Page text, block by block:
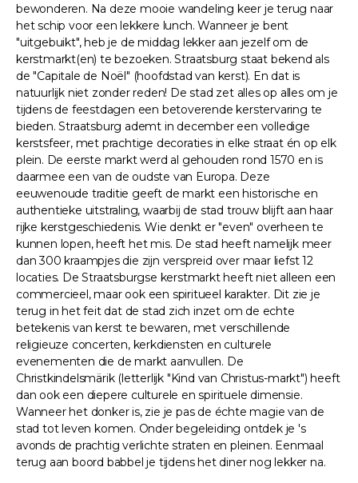
bewonderen. Na deze mooie wandeling keer je terug naar
het schip voor een lekkere lunch. Wanneer je bent
"uitgebuikt", heb je de middag lekker aan jezelf om de
kerstmarkt(en) te bezoeken. Straatsburg staat bekend als
de "Capitale de Noël" (hoofdstad van kerst). En dat is
natuurlijk niet zonder reden! De stad zet alles op alles om je
tijdens de feestdagen een betoverende kerstervaring te
bieden. Straatsburg ademt in december een volledige
kerstsfeer, met prachtige decoraties in elke straat én op elk
plein. De eerste markt werd al gehouden rond 1570 en is
daarmee een van de oudste van Europa. Deze
eeuwenoude traditie geeft de markt een historische en
authentieke uitstraling, waarbij de stad trouw blijft aan haar
rijke kerstgeschiedenis. Wie denkt er "even" overheen te
kunnen lopen, heeft het mis. De stad heeft namelijk meer
dan 300 kraampjes die zijn verspreid over maar liefst 12
locaties. De Straatsburgse kerstmarkt heeft niet alleen een
commercieel, maar ook een spiritueel karakter. Dit zie je
terug in het feit dat de stad zich inzet om de echte
betekenis van kerst te bewaren, met verschillende
religieuze concerten, kerkdiensten en culturele
evenementen die de markt aanvullen. De
Christkindelsmärik (letterlijk "Kind van Christus-markt") heeft
dan ook een diepere culturele en spirituele dimensie.
Wanneer het donker is, zie je pas de échte magie van de
stad tot leven komen. Onder begeleiding ontdek je 's
avonds de prachtig verlichte straten en pleinen. Eenmaal
terug aan boord babbel je tijdens het diner nog lekker na.